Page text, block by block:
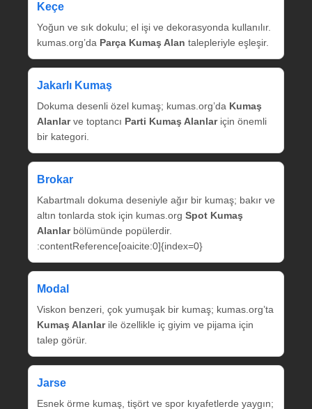
Keçe
Yoğun ve sık dokulu; el işi ve dekorasyonda kullanılır.
kumas.org’da Parça Kumaş Alan talepleriyle eşleşir.
Jakarlı Kumaş
Dokuma desenli özel kumaş; kumas.org’da Kumaş
Alanlarve toptancı Parti Kumaş Alanlariçin önemli
bir kategori.
Brokar
Kabartmalı dokuma deseniyle ağır bir kumaş; bakır ve
altın tonlarda stok için kumas.org Spot Kumaş
Alanlarbölümünde popülerdir.
:contentReference[oaicite:0]{index=0}
Modal
Viskon benzeri, çok yumuşak bir kumaş; kumas.org’ta
Kumaş Alanlarile özellikle iç giyim ve pijama için
talep görür.
Jarse
Esnek örme kumaş, tişört ve spor kıyafetlerde yaygın;